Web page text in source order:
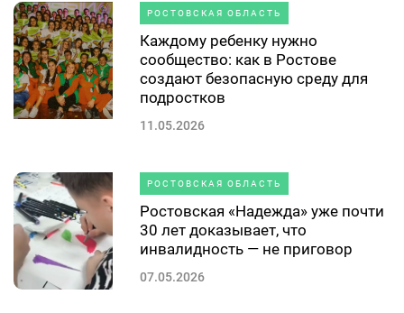
РОСТОВСКАЯ ОБЛАСТЬ
Каждому ребенку нужно
сообщество: как в Ростове
создают безопасную среду для
подростков
11.05.2026
РОСТОВСКАЯ ОБЛАСТЬ
Ростовская «Надежда» уже почти
30 лет доказывает, что
инвалидность — не приговор
07.05.2026